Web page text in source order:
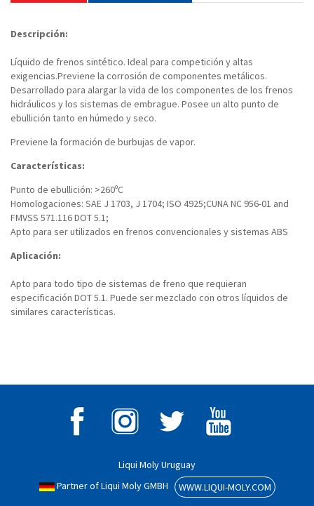
Descripción:
Líquido de frenos sintético. Ideal para competición y altas
exigencias.Previene la corrosión de componentes metálicos.
Desarrollado para alargar la vida de los componentes de los frenos
hidráulicos y los sistemas de embrague. Posee un alto punto de
ebullición tanto en húmedo y seco.
Previene la formación de burbujas de vapor.
Características:
Punto de ebullición: >260ºC
Homologaciones: SAE J 1703, J 1704; ISO 4925;CUNA NC 956-01 and
FMVSS 571.116 DOT 5.1;
Apto para ser utilizados en frenos convencionales y sistemas ABS
Aplicación:
Apto para todo tipo de sistemas de freno que requieran
especificación DOT 5.1. Puede ser mezclado con otros líquidos de
similares características.
Liqui Moly Uruguay
Partner of Liqui Moly GMBH
WWW.LIQUI-MOLY.COM